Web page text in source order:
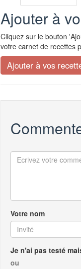
Ajouter à
Cliquez sur le bouton
votre carnet de recettes
Votre nom
Je n'ai pas testé
ou